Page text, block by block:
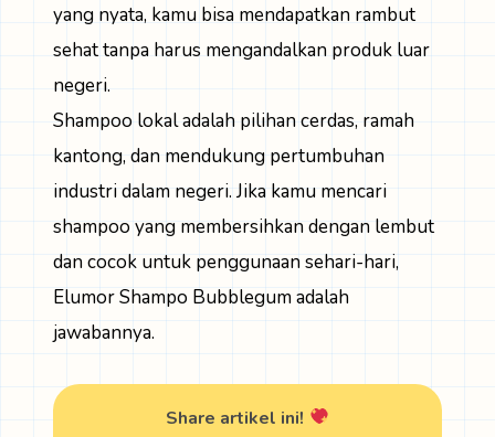
yang nyata, kamu bisa mendapatkan rambut
sehat tanpa harus mengandalkan produk luar
negeri.
Shampoo lokal adalah pilihan cerdas, ramah
kantong, dan mendukung pertumbuhan
industri dalam negeri. Jika kamu mencari
shampoo yang membersihkan dengan lembut
dan cocok untuk penggunaan sehari-hari,
Elumor Shampo Bubblegum adalah
jawabannya.
Share artikel ini!